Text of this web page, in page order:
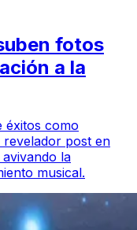
fotos
a la
éxitos como
post en
la
musical.